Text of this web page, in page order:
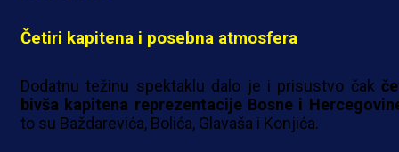
Četiri kapitena i posebna atmosfera
Dodatnu težinu spektaklu dalo je i prisustvo čak
bivša kapitena reprezentacije Bosne i
to su Baždarevića, Bolića, Glavaša i Konjića.